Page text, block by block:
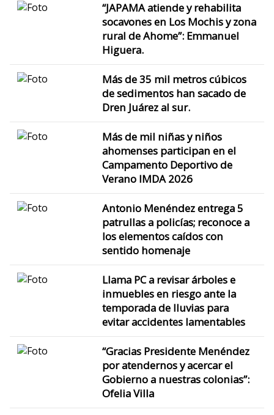
“JAPAMA atiende y rehabilita
socavones en Los Mochis y zona
rural de Ahome”: Emmanuel
Higuera.
Más de 35 mil metros cúbicos
de sedimentos han sacado de
Dren Juárez al sur.
Más de mil niñas y niños
ahomenses participan en el
Campamento Deportivo de
Verano IMDA 2026
Antonio Menéndez entrega 5
patrullas a policías; reconoce a
los elementos caídos con
sentido homenaje
Llama PC a revisar árboles e
inmuebles en riesgo ante la
temporada de lluvias para
evitar accidentes lamentables
“Gracias Presidente Menéndez
por atendernos y acercar el
Gobierno a nuestras colonias”:
Ofelia Villa